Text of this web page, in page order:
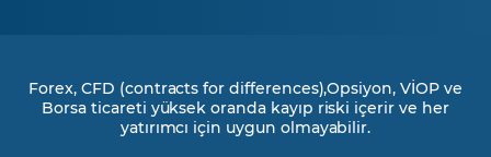
Forex, CFD (contracts for differences),Opsiyon, VİOP ve
Borsa ticareti yüksek oranda kayıp riski içerir ve her
yatırımcı için uygun olmayabilir.